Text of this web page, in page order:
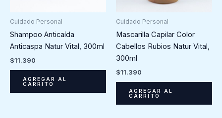
Cuidado Personal
Shampoo Anticaída
Anticaspa Natur Vital, 300ml
$11.390
AGREGAR AL
CARRITO
Cuidado Personal
Mascarilla Capilar Color
Cabellos Rubios Natur Vital,
300ml
$11.390
AGREGAR AL
CARRITO